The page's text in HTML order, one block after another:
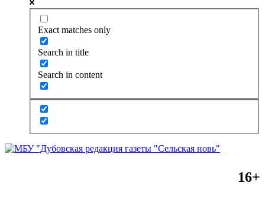
Exact matches only
Search in title
Search in content
16+